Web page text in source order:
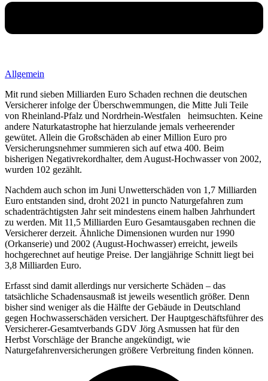
Allgemein
Mit rund sieben Milliarden Euro Schaden rechnen die deutschen
Versicherer infolge der Überschwemmungen, die Mitte Juli Teile
von Rheinland-Pfalz und Nordrhein-Westfalen heimsuchten. Keine
andere Naturkatastrophe hat hierzulande jemals verheerender
gewütet. Allein die Großschäden ab einer Million Euro pro
Versicherungsnehmer summieren sich auf etwa 400. Beim
bisherigen Negativrekordhalter, dem August-Hochwasser von 2002,
wurden 102 gezählt.
Nachdem auch schon im Juni Unwetterschäden von 1,7 Milliarden
Euro entstanden sind, droht 2021 in puncto Naturgefahren zum
schadenträchtigsten Jahr seit mindestens einem halben Jahrhundert
zu werden. Mit 11,5 Milliarden Euro Gesamtausgaben rechnen die
Versicherer derzeit. Ähnliche Dimensionen wurden nur 1990
(Orkanserie) und 2002 (August-Hochwasser) erreicht, jeweils
hochgerechnet auf heutige Preise. Der langjährige Schnitt liegt bei
3,8 Milliarden Euro.
Erfasst sind damit allerdings nur versicherte Schäden – das
tatsächliche Schadensausmaß ist jeweils wesentlich größer. Denn
bisher sind weniger als die Hälfte der Gebäude in Deutschland
gegen Hochwasserschäden versichert. Der Hauptgeschäftsführer des
Versicherer-Gesamtverbands GDV Jörg Asmussen hat für den
Herbst Vorschläge der Branche angekündigt, wie
Naturgefahrenversicherungen größere Verbreitung finden können.